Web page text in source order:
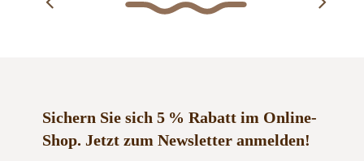
Sichern Sie sich 5 % Rabatt im Online-
Shop. Jetzt zum Newsletter anmelden!